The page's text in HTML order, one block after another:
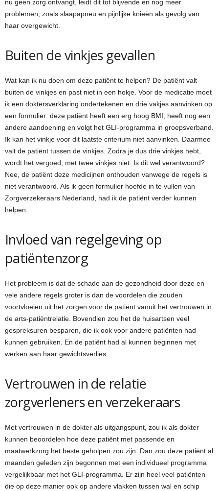
nu geen zorg ontvangt, leidt dit tot blijvende en nog meer
problemen, zoals slaapapneu en pijnlijke knieën als gevolg van
haar overgewicht.
Buiten de vinkjes gevallen
Wat kan ik nu doen om deze patiënt te helpen? De patiënt valt
buiten de vinkjes en past niet in een hokje. Voor de medicatie moet
ik een doktersverklaring ondertekenen en drie vakjes aanvinken op
een formulier: deze patiënt heeft een erg hoog BMI, heeft nog een
andere aandoening en volgt het GLI-programma in groepsverband.
Ik kan het vinkje voor dit laatste criterium niet aanvinken. Daarmee
valt de patiënt tussen de vinkjes. Zodra je dus drie vinkjes hebt,
wordt het vergoed, met twee vinkjes niet. Is dit wel verantwoord?
Nee, de patiënt deze medicijnen onthouden vanwege de regels is
niet verantwoord. Als ik geen formulier hoefde in te vullen van
Zorgverzekeraars Nederland, had ik de patiënt verder kunnen
helpen.
Invloed van regelgeving op
patiëntenzorg
Het probleem is dat de schade aan de gezondheid door deze en
vele andere regels groter is dan de voordelen die zouden
voortvloeien uit het zorgen voor de patiënt vanuit het vertrouwen in
de arts-patiëntrelatie. Bovendien zou het de huisartsen veel
gespreksuren besparen, die ik ook voor andere patiënten had
kunnen gebruiken. En de patiënt had al kunnen beginnen met
werken aan haar gewichtsverlies.
Vertrouwen in de relatie
zorgverleners en verzekeraars
Met vertrouwen in de dokter als uitgangspunt, zou ik als dokter
kunnen beoordelen hoe deze patiënt met passende en
maatwerkzorg het beste geholpen zou zijn. Dan zou deze patiënt al
maanden geleden zijn begonnen met een individueel programma
vergelijkbaar met het GLI-programma. Er zijn heel veel patiënten
die op deze manier ook op andere vlakken tussen wal en schip